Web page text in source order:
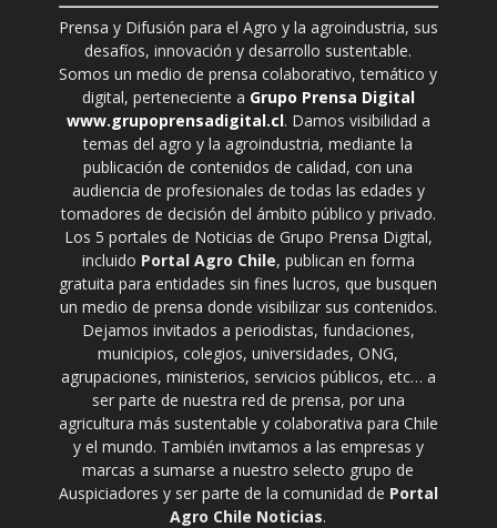
Prensa y Difusión para el Agro y la agroindustria, sus
desafíos, innovación y desarrollo sustentable.
Somos un medio de prensa colaborativo, temático y
digital, perteneciente a Grupo Prensa Digital
www.grupoprensadigital.cl. Damos visibilidad a
temas del agro y la agroindustria, mediante la
publicación de contenidos de calidad, con una
audiencia de profesionales de todas las edades y
tomadores de decisión del ámbito público y privado.
Los 5 portales de Noticias de Grupo Prensa Digital,
incluido Portal Agro Chile, publican en forma
gratuita para entidades sin fines lucros, que busquen
un medio de prensa donde visibilizar sus contenidos.
Dejamos invitados a periodistas, fundaciones,
municipios, colegios, universidades, ONG,
agrupaciones, ministerios, servicios públicos, etc… a
ser parte de nuestra red de prensa, por una
agricultura más sustentable y colaborativa para Chile
y el mundo. También invitamos a las empresas y
marcas a sumarse a nuestro selecto grupo de
Auspiciadores y ser parte de la comunidad de Portal
Agro Chile Noticias.